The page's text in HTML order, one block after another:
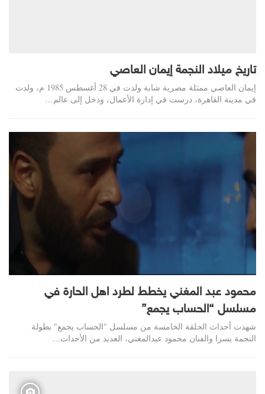
تاريخ ميلاد النجمة إيمان العاصي
إيمان العاصي ممثلة مصرية شابة ولدت في 28 أغسطس 1985 م، ولدت
في مدينة القاهرة، درست في إدارة الأعمال، ودخل إلى عالم…
محمود عبد المغني يخطط لطرد اهل الحارة في
مسلسل “الحساب يجمع”
شهدت أحداث الحلقة الخامسة من مسلسل "الحساب يجمع" بطولة
النجمة يسرا والفنان محمود عبدالمغني، العديد من الأحداث…